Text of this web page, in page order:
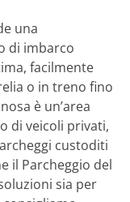
una
di imbarco
facilmente
o in treno fino
è un’area
di veicoli privati,
custoditi
il Parcheggio del
sia per